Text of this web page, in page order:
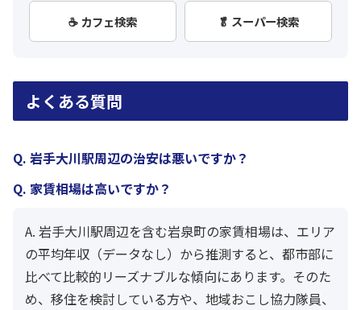
☕ カフェ検索 🥬 スーパー検索
よくある質問
Q. 岩手大川駅周辺の治安は悪いですか？
Q. 家賃相場は高いですか？
A. 岩手大川駅周辺を含む岩泉町の家賃相場は、エリア
の平均年収（データなし）から推測すると、都市部に
比べて比較的リーズナブルな傾向にあります。そのた
め、移住を検討している方や、地域おこし協力隊員、